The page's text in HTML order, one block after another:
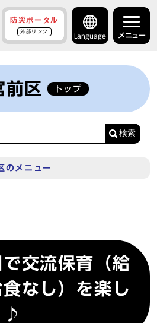
防災ポータル
外部リンク
Language メニュー
前区 トップ
検索
のメニュー
交流保育（給
なし）を楽し
♪